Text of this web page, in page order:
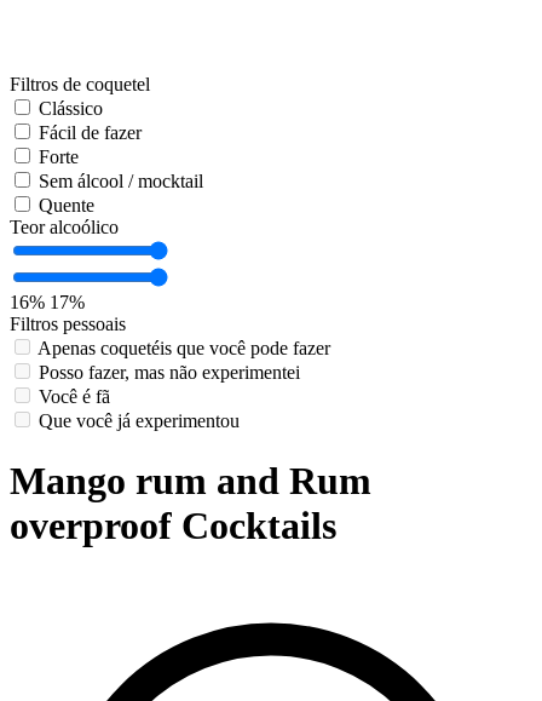
Filtros de coquetel
Clássico
Fácil de fazer
Forte
Sem álcool / mocktail
Quente
Teor alcoólico
16% 17%
Filtros pessoais
Apenas coquetéis que você pode fazer
Posso fazer, mas não experimentei
Você é fã
Que você já experimentou
Mango rum and Rum
overproof Cocktails